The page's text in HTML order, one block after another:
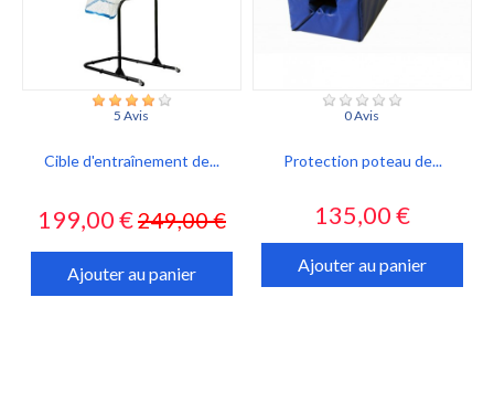
5 Avis
Cible d'entraînement de...
Prix
199,00 €Prix
habituel
249,00 €
Ajouter au panier
0 Avis
Protection poteau de...
Prix
135,00 €
Ajouter au panier